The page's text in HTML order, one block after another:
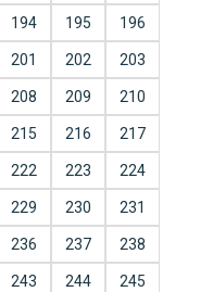
194 195 196
201 202 203
208 209 210
215 216 217
222 223 224
229 230 231
236 237 238
243 244 245